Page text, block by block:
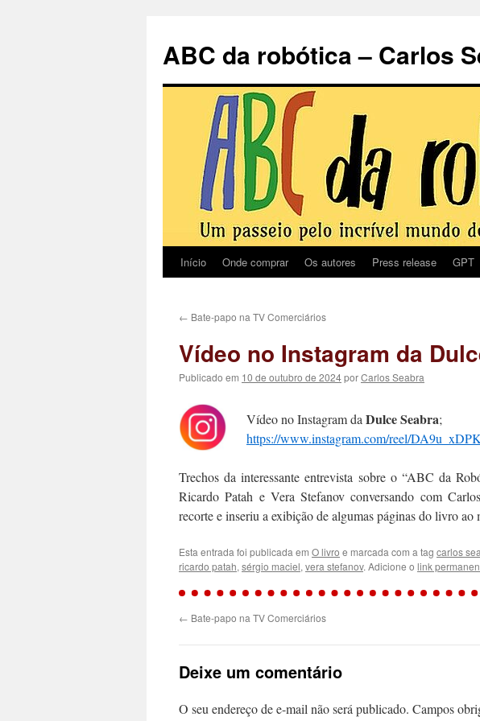
conteúdo
ABC da robótica – Carlos
Início Onde comprar Os autores Press release GPT
← Bate-papo na TV Comerciários
Vídeo no Instagram da
Publicado em 10 de outubro de 2024porCarlos Seabra
Vídeo no Instagram da Dulce Seabra;
https://www.instagram.com/reel/
Trechos da interessante entrevista sobre o “ABC da
Ricardo Patah e Vera Stefanov conversando com
recorte e inseriu a exibição de algumas páginas do livro ao
Esta entrada foi publicada em O livro e marcada com a tag carlos
ricardo patah, sérgio maciel, vera stefanov. Adicione o link
← Bate-papo na TV Comerciários
Deixe um comentário
O seu endereço de e-mail não será publicado. Campos